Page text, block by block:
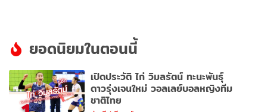
ยอดนิยมในตอนนี้
เปิดประวัติ ไก่ วิมลรัตน์ ทะนะพันธุ์
ดาวรุ่งเจนใหม่ วอลเลย์บอลหญิงทีม
ชาติไทย